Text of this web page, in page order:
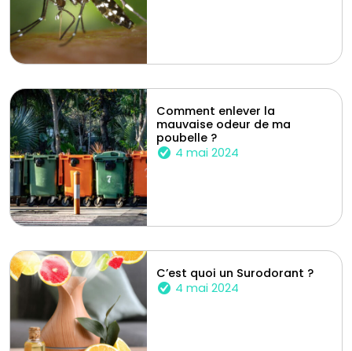
Comment enlever la
mauvaise odeur de ma
poubelle ?
4 mai 2024
C’est quoi un Surodorant ?
4 mai 2024